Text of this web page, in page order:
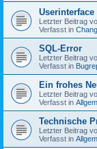
Userinterface
Letzter Beitrag
Verfasst in
SQL-Error
Letzter Beitrag
Verfasst in
Ein frohes
Letzter Beitrag
Verfasst in
Technische
Letzter Beitrag
Verfasst in